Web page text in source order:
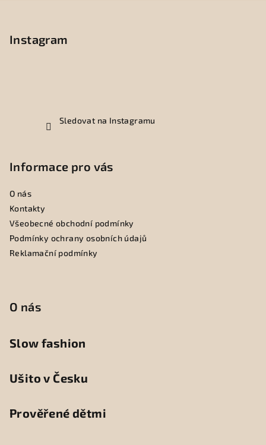
Instagram
Sledovat na Instagramu
Informace pro vás
O nás
Kontakty
Všeobecné obchodní podmínky
Podmínky ochrany osobních údajů
Reklamační podmínky
O nás
Slow fashion
Ušito v Česku
Prověřené dětmi